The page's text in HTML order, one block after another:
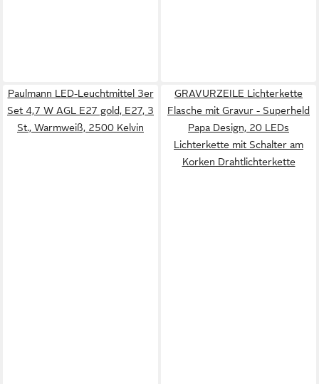
Paulmann LED-Leuchtmittel 3er
Set 4,7 W AGL E27 gold, E27, 3
St., Warmweiß, 2500 Kelvin
GRAVURZEILE Lichterkette
Flasche mit Gravur - Superheld
Papa Design, 20 LEDs
Lichterkette mit Schalter am
Korken Drahtlichterkette